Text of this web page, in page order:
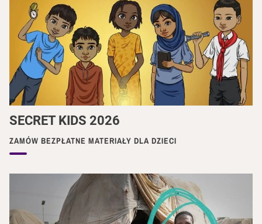
SECRET KIDS 2026
ZAMÓW BEZPŁATNE MATERIAŁY DLA DZIECI